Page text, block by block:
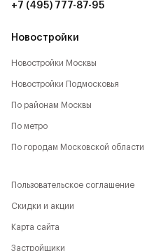
Новостройки
Новостройки Москвы
Новостройки Подмосковья
По районам Москвы
По метро
По городам Московской области
+7 (495) 777-87-95
Пользовательское соглашение
Скидки и акции
Карта сайта
Застройщики